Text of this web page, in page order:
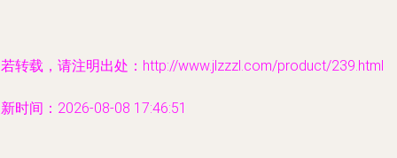
转载，请注明出处：http://www.jlzzzl.com/product/239.html
时间：2026-08-08 17:46:51